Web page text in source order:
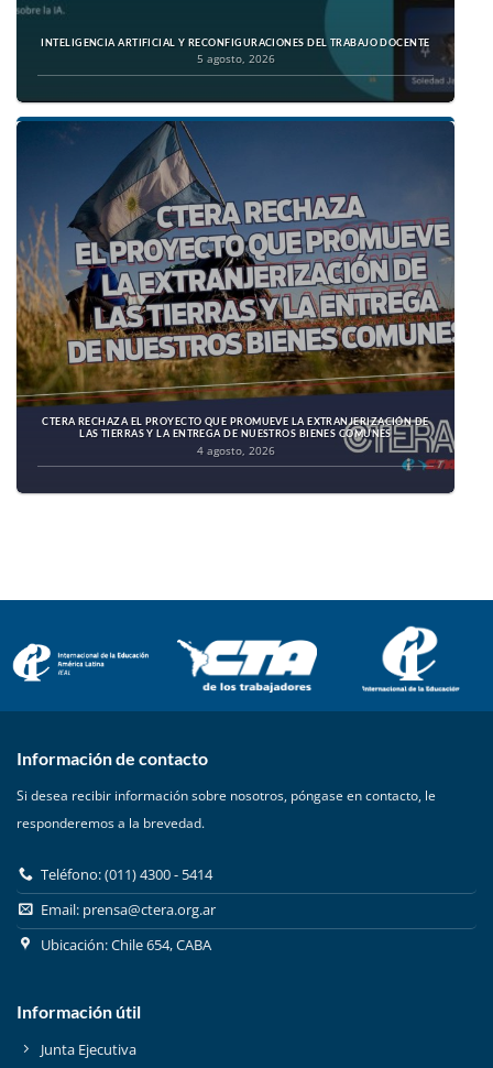
INTELIGENCIA ARTIFICIAL Y RECONFIGURACIONES DEL TRABAJO DOCENTE
5 agosto, 2026
CTERA RECHAZA EL PROYECTO QUE PROMUEVE LA EXTRANJERIZACIÓN DE
LAS TIERRAS Y LA ENTREGA DE NUESTROS BIENES COMUNES
4 agosto, 2026
Información de contacto
Si desea recibir información sobre nosotros, póngase en contacto, le
responderemos a la brevedad.
Teléfono: (011) 4300 - 5414
Email: prensa@ctera.org.ar
Ubicación: Chile 654, CABA
Información útil
Junta Ejecutiva